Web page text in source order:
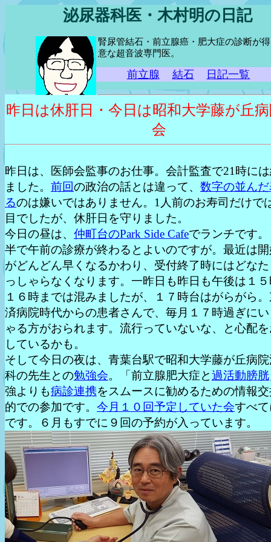
泌尿器科医・木村明の日記
腎尿管結石・前立腺癌・肥大症の診断が得
意な超音波専門医。
前立腺 結石 日記一覧
昨日は休肝日・今日は昭和大学藤が丘
会
昨日は、医師会監事のお仕事。会計監査で21時に
ました。 前回の政治の話とは違って、 数字の並ん
るのは嫌いではありません。1人前のお寿司だけで
目でしたが、休肝日を守りました。
今日の昼は、 仲町台のPark Side Cafeでランチです
半で午前の診療が終わるとよいのですが。最近は
がどんどん早くなるかわり、受付終了時にはどな
っしゃらなくなります。一昨日も昨日も午後は１
１６時までは混みましたが、１７時台はがらがら
済病院時代からの患者さんで、毎月１７時過ぎに
ゃる方がおられます。流行っていないな、と心配
しているかも。
そして今日の夜は、青葉台駅で昭和大学藤が丘病
科の先生との勉強会。「前立腺肥大症と過活動膀胱
強よりも病診連携をスムースに勧めるための情報
的での参加です。 今月１０回予定していた会すべ
です。６月もすでに９回の予約が入っています。